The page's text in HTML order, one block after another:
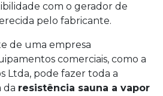
com o gerador de
pelo fabricante.
de uma empresa
comerciais, como a
Ltda, pode fazer toda a
da resistência sauna a vapor